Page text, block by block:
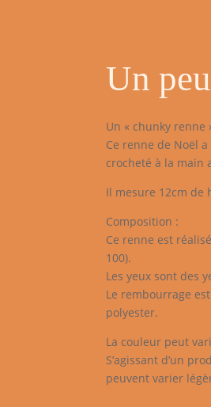
Un
Un « chunky renne
Ce renne de Noël
crocheté à la main
Il mesure 12cm de
Composition :
Ce renne est
100).
Les yeux sont des
Le rembourrage
polyester.
La couleur peut
S’agissant d’un
peuvent varier